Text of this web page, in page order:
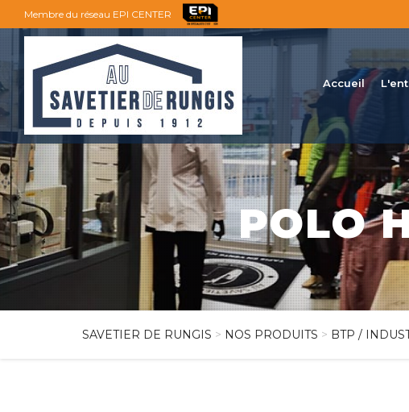
Membre du réseau EPI CENTER
Accueil
POLO
SAVETIER DE RUNGIS > NOS PRODUITS > BTP /